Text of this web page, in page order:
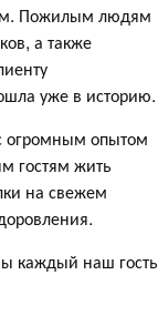
Пожилым людям
а также
уже в историю.
огромным опытом
гостям жить
на свежем
каждый наш гость